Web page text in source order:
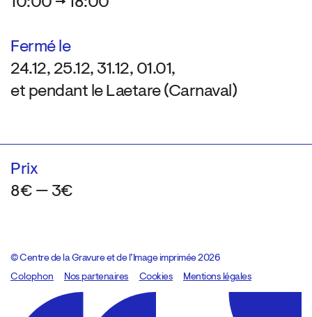
Fermé le
24.12, 25.12, 31.12, 01.01,
et pendant le Laetare (Carnaval)
Prix
8€ — 3€
© Centre de la Gravure et de l’Image imprimée 2026
Colophon
Design:Marcel Kaczmarek, code:8080.studio
Nos partenaires Cookies Mentions légales